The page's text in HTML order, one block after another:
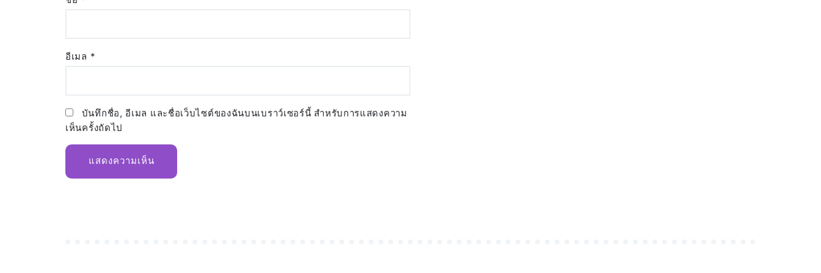
อีเมล *
บันทึกชื่อ, อีเมล และชื่อเว็บไซต์ของฉันบนเบราว์เซอร์นี้ สำหรับการแสดงความ
เห็นครั้งถัดไป